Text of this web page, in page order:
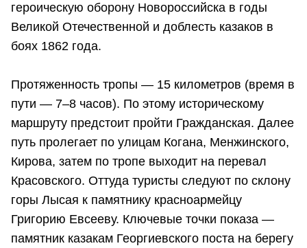
героическую оборону Новороссийска в годы
Великой Отечественной и доблесть казаков в
боях 1862 года.
Протяженность тропы — 15 километров (время в
пути — 7–8 часов). По этому историческому
маршруту предстоит пройти Гражданская. Далее
путь пролегает по улицам Когана, Менжинского,
Кирова, затем по тропе выходит на перевал
Красовского. Оттуда туристы следуют по склону
горы Лысая к памятнику красноармейцу
Григорию Евсееву. Ключевые точки показа —
памятник казакам Георгиевского поста на берегу